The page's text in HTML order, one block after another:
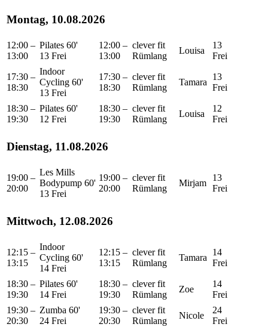
Montag, 10.08.2026
12:00 –
13:00
Pilates 60'
13 Frei
12:00 –
13:00
clever fit
Rümlang
Louisa
13
Frei
17:30 –
18:30
Indoor
Cycling 60'
13 Frei
17:30 –
18:30
clever fit
Rümlang
Tamara
13
Frei
18:30 –
19:30
Pilates 60'
12 Frei
18:30 –
19:30
clever fit
Rümlang
Louisa
12
Frei
Dienstag, 11.08.2026
19:00 –
20:00
Les Mills
Bodypump 60'
13 Frei
19:00 –
20:00
clever fit
Rümlang
Mirjam
13
Frei
Mittwoch, 12.08.2026
12:15 –
13:15
Indoor
Cycling 60'
14 Frei
12:15 –
13:15
clever fit
Rümlang
Tamara
14
Frei
18:30 –
19:30
Pilates 60'
14 Frei
18:30 –
19:30
clever fit
Rümlang
Zoe
14
Frei
19:30 –
20:30
Zumba 60'
24 Frei
19:30 –
20:30
clever fit
Rümlang
Nicole
24
Frei